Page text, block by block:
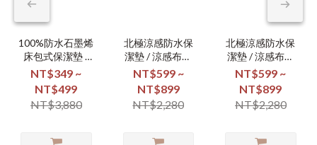
100%防水石墨烯
床包式保潔墊 /
3M吸濕排汗技術
NT$349 ~
NT$499
NT$3,880
北極涼感防水保
潔墊 / 涼感布料
+100%防水層
【北霞日落】
NT$599 ~
NT$899
NT$2,280
北極涼感防水保
潔墊 / 涼感布料
+100%防水層
【北極晴藍】
NT$599 ~
NT$899
NT$2,280